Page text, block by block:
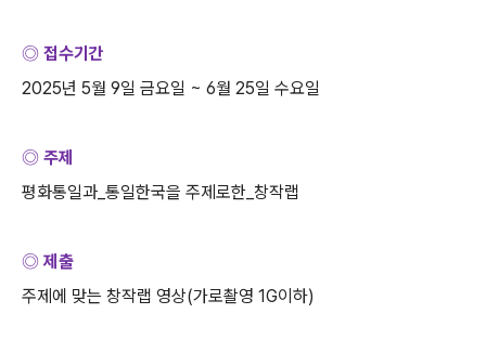
◎ 접수기간
2025년 5월 9일 금요일 ~ 6월 25일 수요일
◎ 주제
평화통일과 통일한국을 주제로한 창작랩
◎ 제출
주제에 맞는 창작랩 영상(가로촬영 1G이하)